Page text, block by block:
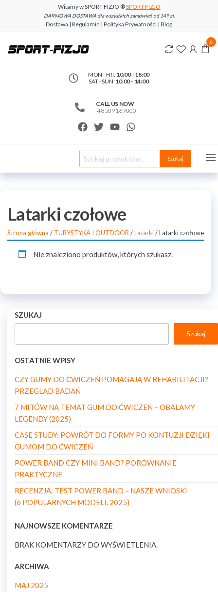
Witamy w SPORT FIZJO ®SPORT FIZJO
DARMOWA DOSTAWA dla wszystkich zamówień od 149 zł.
Dostawa | Regulamin | Polityka Prywatności | Blog
www.sport-
MON - FRI: 10:00 - 18:00
SAT - SUN:10:00 - 14:00
CALL US NOW
+48 509 169 000
0
Szukaj
Latarki czołowe
Strona główna / TURYSTYKA I OUTDOOR /Latarki/ Latarki czołowe
Nie znaleziono produktów, których szukasz.
SZUKAJ
Szukaj
OSTATNIE WPISY
CZY GUMY DO ĆWICZEŃ POMAGAJĄ W REHABILITACJI?
PRZEGLĄD BADAŃ
7 MITÓW NA TEMAT GUM DO ĆWICZEŃ – OBALAMY
LEGENDY (2025)
CASE STUDY: POWRÓT DO FORMY PO KONTUZJI DZIĘKI
GUMOM DO ĆWICZEŃ
POWER BAND CZY MINI BAND? PORÓWNANIE
PRAKTYCZNE
RECENZJA: TEST POWER BAND – NASZE WNIOSKI
(6 POPULARNYCH MODELI, 2025)
NAJNOWSZE KOMENTARZE
BRAK KOMENTARZY DO WYŚWIETLENIA.
ARCHIWA
MAJ 2025